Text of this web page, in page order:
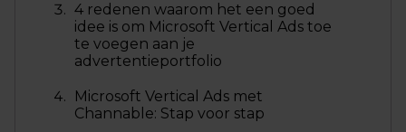
4 redenen waarom het een goed
idee is om Microsoft Vertical Ads toe
te voegen aan je
advertentieportfolio
Microsoft Vertical Ads met
Channable: Stap voor stap